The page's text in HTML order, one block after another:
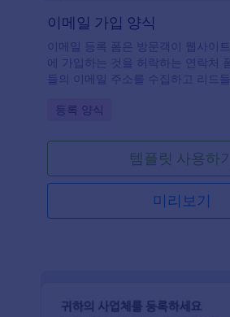
이메일 가입 양식
이메일 등록 폼은 방문객이 웹사이
에 가입하는 것을 허락하는 연락처
들의 이메일 주소를 수집하고 리드
을 수 있습니다. 다목적의 이메일 등
있습니다. 이 폼은 또한 조직이 제
스들에 대한 코멘트, 질문 및 제안들
니다. 귀하가 온라인 상점, 현지 사
단체를 운영하고 있다면 구독자들과
리스트를 구축하기 위해 이메일 등
Go to Category:
등록 양식
템플릿 사용하
미리보기